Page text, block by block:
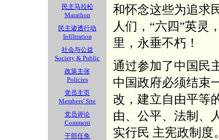
民主马拉松
Marathon
民主渗透行动
Infiltration
社会与公益
Society & Public
政策主张
Policies
党员主页
Members' Site
党员评论
Comment
干部任免
和怀念这些为追求
人们，“六四”英灵
里，永垂不朽！
通过参加了中国民
中国政府必须结束
改，建立自由平等
由、公平、法制、
实行民 主宪政制度